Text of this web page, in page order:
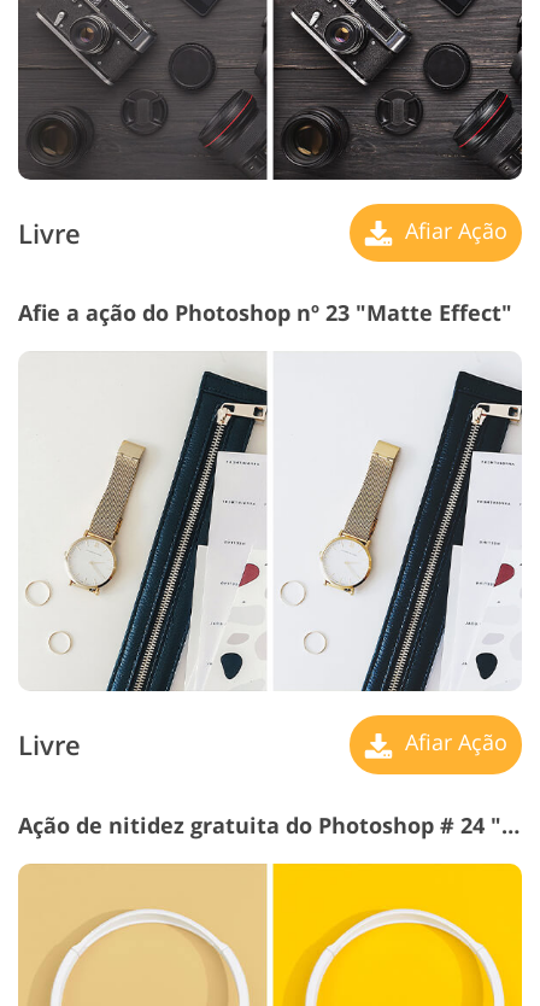
Livre Afiar Ação
Afie a ação do Photoshop nº 23 "Matte Effect"
Livre Afiar Ação
Ação de nitidez gratuita do Photoshop # 24 "Saturation"